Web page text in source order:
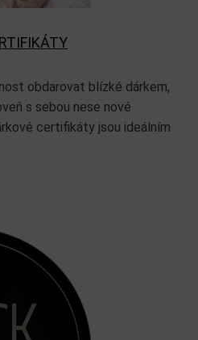
obdarovat blízké dárkem,
s sebou nese nové
certifikáty jsou ideálním